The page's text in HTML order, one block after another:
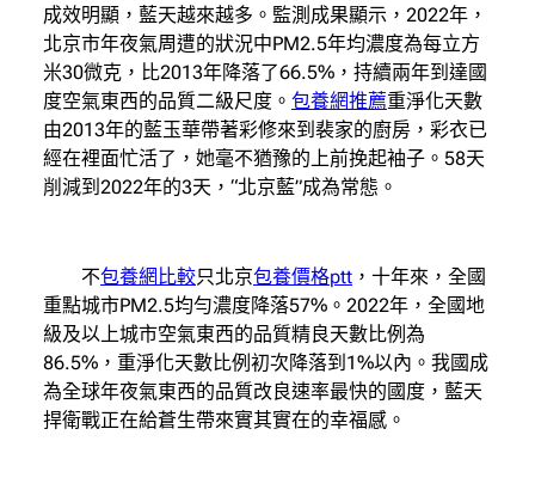
成效明顯，藍天越來越多。監測成果顯示，2022年，
北京市年夜氣周遭的狀況中PM2.5年均濃度為每立方
米30微克，比2013年降落了66.5%，持續兩年到達國
度空氣東西的品質二級尺度。 包養網推薦重淨化天數
由2013年的藍玉華帶著彩修來到裴家的廚房，彩衣已
經在裡面忙活了，她毫不猶豫的上前挽起袖子。58天
削減到2022年的3天，“北京藍”成為常態。
不包養網比較只北京包養價格ptt ，十年來，全國
重點城市PM2.5均勻濃度降落57%。2022年，全國地
級及以上城市空氣東西的品質精良天數比例為
86.5%，重淨化天數比例初次降落到1%以內。我國成
為全球年夜氣東西的品質改良速率最快的國度，藍天
捍衛戰正在給蒼生帶來實其實在的幸福感。